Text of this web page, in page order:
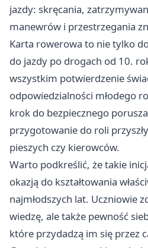
jazdy: skręcania,
manewrów i przestrzegania
Karta rowerowa to nie tylko
do jazdy po drogach od 10.
wszystkim potwierdzenie
odpowiedzialności młodego
krok do bezpiecznego
przygotowanie do roli
pieszych czy kierowców.
Warto podkreślić, że takie
okazją do kształtowania
najmłodszych lat. Uczniowie
wiedzę, ale także pewność
które przydadzą im się przez